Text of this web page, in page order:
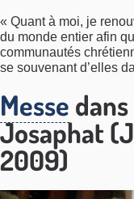
« Quant à moi, je
du monde entier afin
communautés
se souvenant d’elles
Messe
Josaphat
2009)